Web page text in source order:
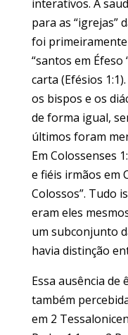
interativos. A
para as “igrejas”
foi primeiramente
“santos em
carta (Efésios
os bispos e os
de forma igual,
últimos foram
Em Colossenses
e fiéis irmãos em
Colossos”. Tudo
eram eles
um subconjunto
havia distinção
Essa ausência de
também
em 2